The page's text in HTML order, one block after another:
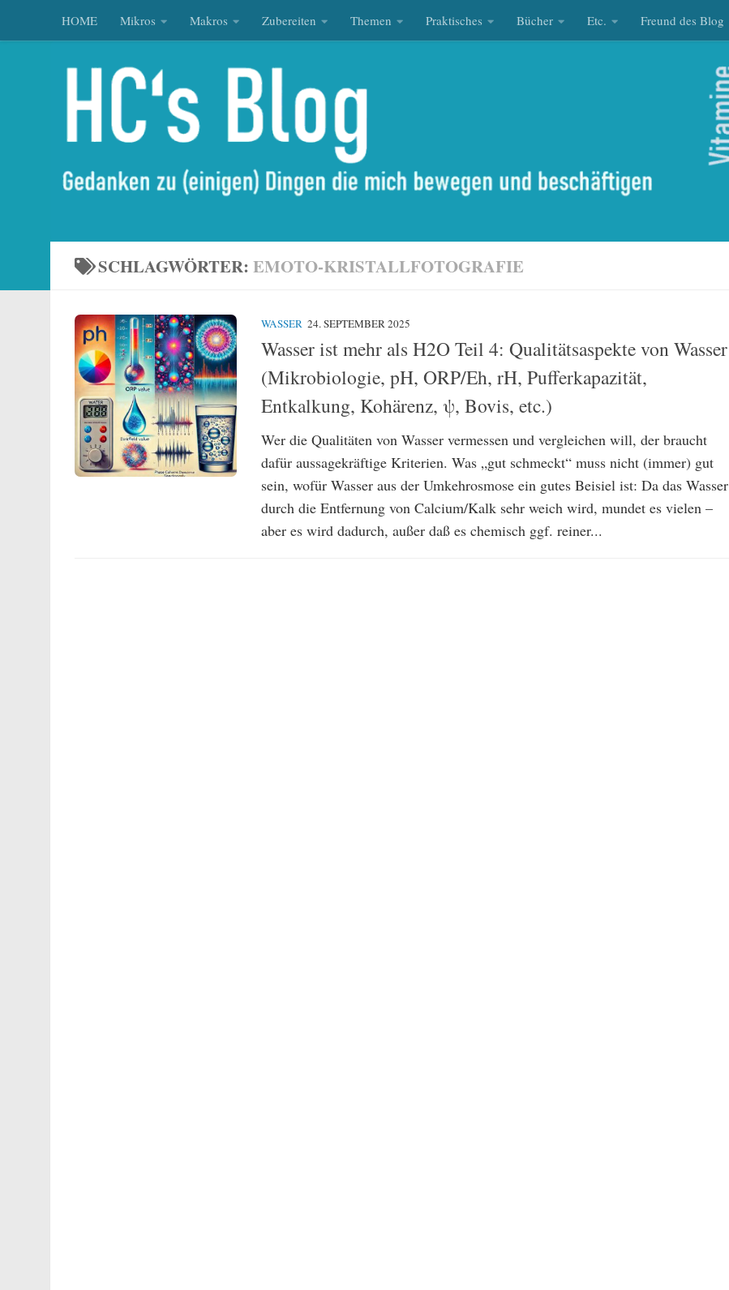
Zum Inhalt springen
HOME Mikros Makros Zubereiten Themen Praktisches Bücher Etc. Freund des Blog
SCHLAGWÖRTER: EMOTO-KRISTALLFOTOGRAFIE
WASSER 24. SEPTEMBER 2025
Wasser ist mehr als H2O Teil 4: Qualitätsaspekte von Wasser
(Mikrobiologie, pH, ORP/Eh, rH, Pufferkapazität,
Entkalkung, Kohärenz, ψ, Bovis, etc.)
Wer die Qualitäten von Wasser vermessen und vergleichen will, der braucht
dafür aussagekräftige Kriterien. Was „gut schmeckt“ muss nicht (immer) gut
sein, wofür Wasser aus der Umkehrosmose ein gutes Beisiel ist: Da das Wasser
durch die Entfernung von Calcium/Kalk sehr weich wird, mundet es vielen –
aber es wird dadurch, außer daß es chemisch ggf. reiner...